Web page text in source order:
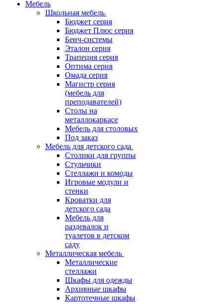
Мебель
Школьная мебель
Бюджет серия
Бюджет Плюс серия
Бенч-системы
Эталон серия
Трапеция серия
Оптима серия
Омада серия
Магистр серия
(мебель для
преподавателей)
Столы на
металлокаркасе
Мебель для столовых
Под заказ
Мебель для детского сада
Столики для группы
Стульчики
Стеллажи и комоды
Игровые модули и
стенки
Кроватки для
детского сада
Мебель для
раздевалок и
туалетов в детском
саду
Металлическая мебель
Металлические
стеллажи
Шкафы для одежды
Архивные шкафы
Картотечные шкафы